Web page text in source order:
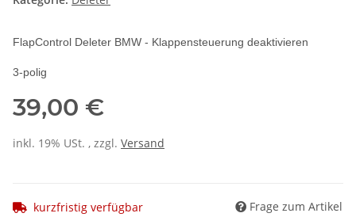
FlapControl Deleter BMW - Klappensteuerung deaktivieren
3-polig
39,00 €
inkl. 19% USt. , zzgl. Versand
kurzfristig verfügbar Frage zum Artikel